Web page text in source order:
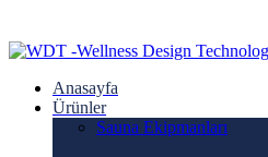
Anasayfa
Ürünler
Sauna Ekipmanları